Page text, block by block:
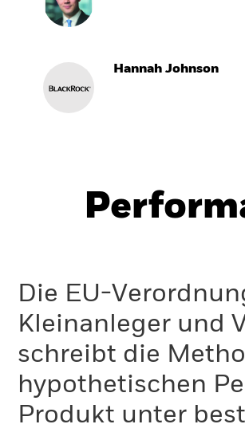
Hannah Johnson
Die EU-
Kleinanleger und
schreibt die
hypothetischen
Produkt unter